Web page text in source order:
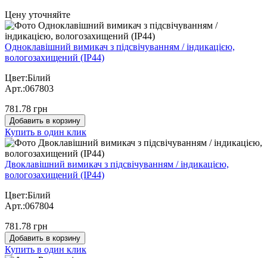
Цену уточняйте
Одноклавішний вимикач з підсвічуванням / індикацією,
вологозахищений (IP44)
Цвет:Білий
Арт.:067803
781.78 грн
Добавить в корзину
Купить в один клик
Двоклавішний вимикач з підсвічуванням / індикацією,
вологозахищений (IP44)
Цвет:Білий
Арт.:067804
781.78 грн
Добавить в корзину
Купить в один клик